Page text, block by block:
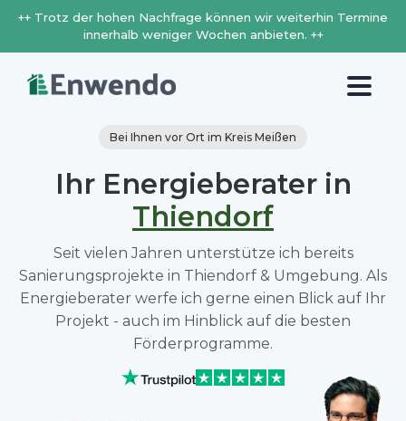
++ Trotz der hohen Nachfrage können wir weiterhin Termine
innerhalb weniger Wochen anbieten. ++
Bei Ihnen vor Ort im Kreis Meißen
Ihr Energieberater in
Thiendorf
Seit vielen Jahren unterstütze ich bereits
Sanierungsprojekte in Thiendorf & Umgebung. Als
Energieberater werfe ich gerne einen Blick auf Ihr
Projekt - auch im Hinblick auf die besten
Förderprogramme.